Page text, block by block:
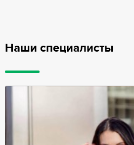
Наши специалисты